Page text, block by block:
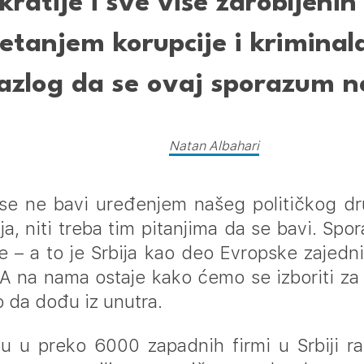
korupcije i
da se ovaj sporazum
Natan Albahari
ne bavi uređenjem našeg političkog
niti treba tim pitanjima da se bavi.
– a to je Srbija kao deo Evropske
na nama ostaje kako ćemo se izboriti
da dođu iz unutra.
u preko 6000 zapadnih firmi u Srbiji